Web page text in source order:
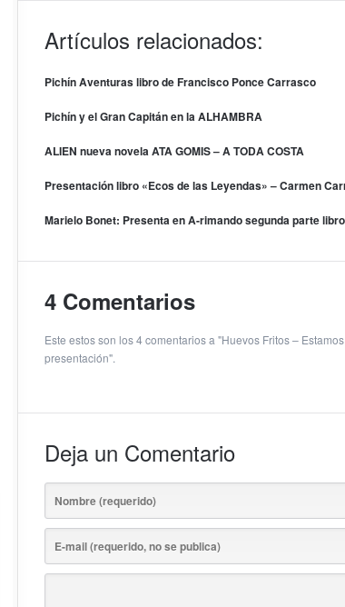
Artículos relacionados:
Pichín Aventuras libro de Francisco Ponce Carrasco
Pichín y el Gran Capitán en la ALHAMBRA
ALIEN nueva novela ATA GOMIS – A TODA COSTA
Presentación libro «Ecos de las Leyendas» – Carmen
Marielo Bonet: Presenta en A-rimando segunda parte
4 Comentarios
Este estos son los 4 comentarios a "Huevos Fritos –
presentación".
Deja un Comentario